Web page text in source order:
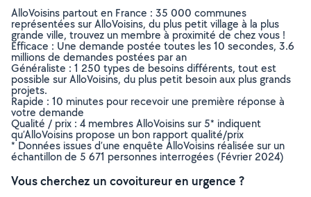
AlloVoisins partout en France : 35 000 communes
représentées sur AlloVoisins, du plus petit village à la plus
grande ville, trouvez un membre à proximité de chez vous !
Efficace : Une demande postée toutes les 10 secondes, 3.6
millions de demandes postées par an
Généraliste : 1 250 types de besoins différents, tout est
possible sur AlloVoisins, du plus petit besoin aux plus grands
projets.
Rapide : 10 minutes pour recevoir une première réponse à
votre demande
Qualité / prix : 4 membres AlloVoisins sur 5* indiquent
qu’AlloVoisins propose un bon rapport qualité/prix
* Données issues d’une enquête AlloVoisins réalisée sur un
échantillon de 5 671 personnes interrogées (Février 2024)
Vous cherchez un covoitureur en urgence ?